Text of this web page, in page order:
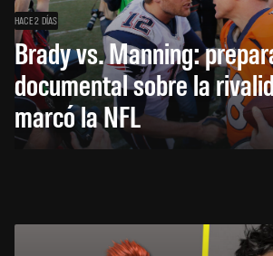
HACE 2 DÍAS
Brady vs. Manning:
documental sobre la
marcó la NFL